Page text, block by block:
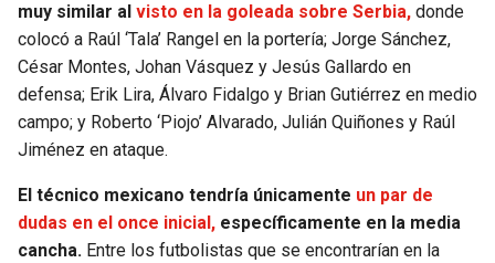
muy similar al visto en la goleada sobre Serbia, donde
colocó a Raúl ‘Tala’ Rangel en la portería; Jorge Sánchez,
César Montes, Johan Vásquez y Jesús Gallardo en
defensa; Erik Lira, Álvaro Fidalgo y Brian Gutiérrez en medio
campo; y Roberto ‘Piojo’ Alvarado, Julián Quiñones y Raúl
Jiménez en ataque.
El técnico mexicano tendría únicamente un par de
dudas en el once inicial, específicamente en la media
cancha. Entre los futbolistas que se encontrarían en la